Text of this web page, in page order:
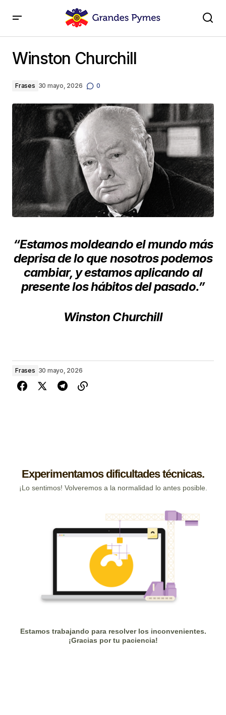
Winston Churchill
Frases 30 mayo, 2026 0
“Estamos moldeando el mundo más
deprisa de lo que nosotros podemos
cambiar, y estamos aplicando al
presente los hábitos del pasado.”
Winston Churchill
Frases 30 mayo, 2026